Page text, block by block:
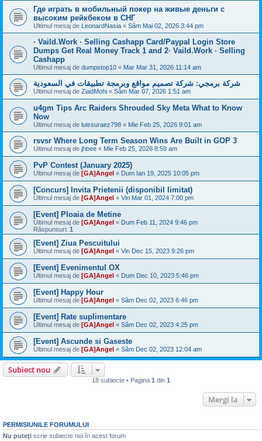
Где играть в мобильный покер на живые деньги с
высоким рейкбеком в СНГ
Ultimul mesaj de LeonardNasia « Sâm Mai 02, 2026 3:44 pm
· Vaild.Work · Selling Cashapp Card/Paypal Login Store
Dumps Get Real Money Track 1 and 2· Vaild.Work · Selling
Cashapp
Ultimul mesaj de dumpstop10 « Mar Mar 31, 2026 11:14 am
شركة برمجي: شركة تصميم مواقع وبرمجة تطبيقات في السعودية
Ultimul mesaj de ZiadMohi « Sâm Mar 07, 2026 1:51 am
u4gm Tips Arc Raiders Shrouded Sky Meta What to Know
Now
Ultimul mesaj de luissuraez798 « Mie Feb 25, 2026 9:01 am
rsvsr Where Long Term Season Wins Are Built in GOP 3
Ultimul mesaj de jhbee « Mie Feb 25, 2026 8:59 am
PvP Contest (January 2025)
Ultimul mesaj de [GA]Angel « Dum Ian 19, 2025 10:05 pm
[Concurs] Invita Prietenii (disponibil limitat)
Ultimul mesaj de [GA]Angel « Vin Mar 01, 2024 7:00 pm
[Event] Ploaia de Metine
Ultimul mesaj de [GA]Angel « Dum Feb 11, 2024 9:46 pm
Răspunsuri: 1
[Event] Ziua Pescuitului
Ultimul mesaj de [GA]Angel « Vin Dec 15, 2023 9:26 pm
[Event] Evenimentul OX
Ultimul mesaj de [GA]Angel « Dum Dec 10, 2023 5:46 pm
[Event] Happy Hour
Ultimul mesaj de [GA]Angel « Sâm Dec 02, 2023 6:46 pm
[Event] Rate suplimentare
Ultimul mesaj de [GA]Angel « Sâm Dec 02, 2023 4:25 pm
[Event] Ascunde si Gaseste
Ultimul mesaj de [GA]Angel « Sâm Dec 02, 2023 12:04 am
Subiect nou
18 subiecte • Pagina 1 din 1
Mergi la
PERMISIUNILE FORUMULUI
Nu puteţi scrie subiecte noi în acest forum